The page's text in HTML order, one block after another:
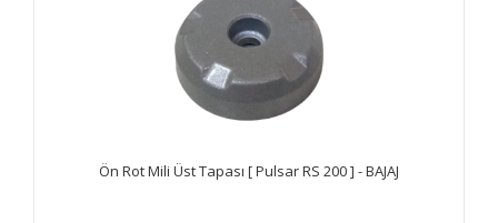
Ön Rot Mili Üst Tapası [ Pulsar RS 200 ] - BAJAJ